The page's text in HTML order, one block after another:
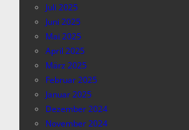
Juli 2025
Juni 2025
Mai 2025
April 2025
März 2025
Februar 2025
Januar 2025
Dezember 2024
November 2024